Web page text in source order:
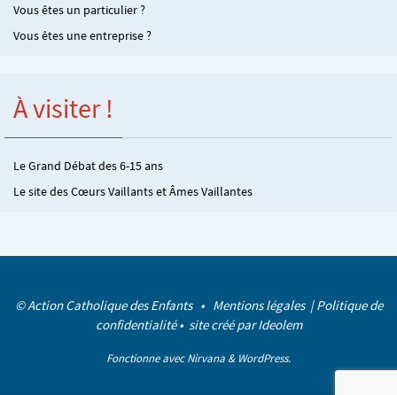
Vous êtes un particulier ?
Vous êtes une entreprise ?
À visiter !
Le Grand Débat des 6-15 ans
Le site des Cœurs Vaillants et Âmes Vaillantes
© Action Catholique des Enfants • Mentions légales |Politique de
confidentialité• site créé parIdeolem
Fonctionne avecNirvana & WordPress.